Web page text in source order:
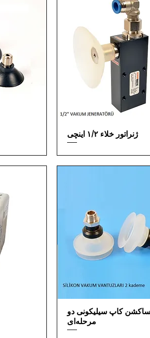
ژنراتور خلاء ۱/۲ اینچی
کاپ سیلیکونی دو
مرحله‌ای